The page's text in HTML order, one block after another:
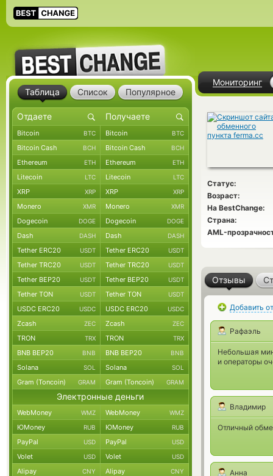
Мониторинг
Статус:
Возраст:
На BestChange:
Страна:
AML-
Отзывы
Добавить
Рафаэль
Небольшая
и операторы
Владимир
Отличный
Анна
Таблица Список Популярное
Bitcoin BTC Bitcoin BTC
Bitcoin Cash BCH Bitcoin Cash BCH
Ethereum ETH Ethereum ETH
Litecoin LTC Litecoin LTC
XRP XRP XRP XRP
Monero XMR Monero XMR
Dogecoin DOGE Dogecoin DOGE
Dash DASH Dash DASH
Tether ERC20 USDT Tether ERC20 USDT
Tether TRC20 USDT Tether TRC20 USDT
Tether BEP20 USDT Tether BEP20 USDT
Tether TON USDT Tether TON USDT
USDC ERC20 USDC USDC ERC20 USDC
Zcash ZEC Zcash ZEC
TRON TRX TRON TRX
BNB BEP20 BNB BNB BEP20 BNB
Solana SOL Solana SOL
Gram (Toncoin) GRAM Gram (Toncoin) GRAM
Электронные деньги
WebMoney WMZ WebMoney WMZ
ЮMoney RUB ЮMoney RUB
PayPal USD PayPal USD
Volet USD Volet USD
Alipay CNY Alipay CNY